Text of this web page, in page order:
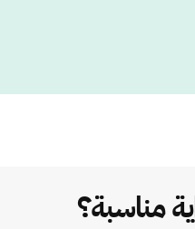
مناسبة؟